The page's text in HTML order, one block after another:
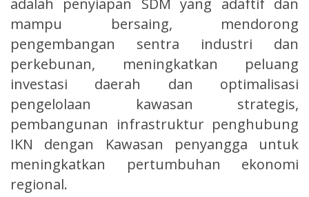
mampu bersaing, mendorong
pengembangan sentra industri dan
perkebunan, meningkatkan peluang
investasi daerah dan optimalisasi
pengelolaan kawasan strategis,
pembangunan infrastruktur penghubung
IKN dengan Kawasan penyangga untuk
meningkatkan pertumbuhan ekonomi
regional.